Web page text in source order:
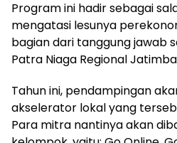
Program ini hadir sebagai
mengatasi lesunya
bagian dari tanggung jawab
Patra Niaga Regional
Tahun ini, pendampingan
akselerator lokal yang
Para mitra nantinya akan